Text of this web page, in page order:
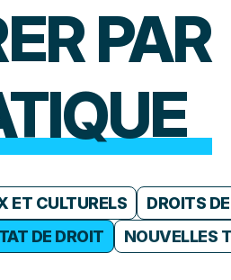
PAR
ET CULTURELS
DROITS
DE DROIT
NOUVELLES